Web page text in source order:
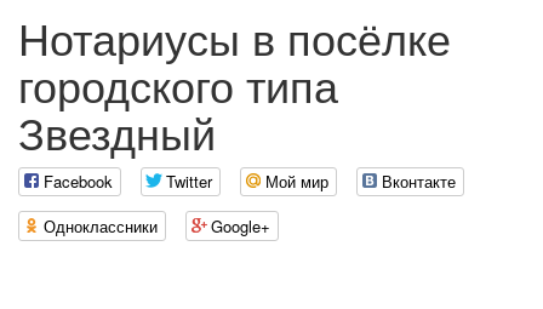
Нотариусы в посёлке
городского типа
Звездный
Facebook Twitter Мой мир
Вконтакте
Одноклассники
Google+